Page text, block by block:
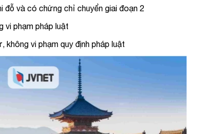
đỗ và có chứng chỉ chuyển giai đoạn 2
vi phạm pháp luật
vi phạm quy định pháp luật